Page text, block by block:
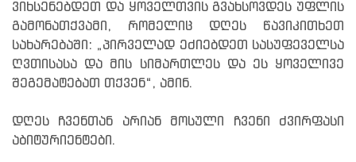
ვიხსენებდეთ და ყოველთვის გვახსოვდეს უფლის
გამონათქვამი, რომელიც დღეს წავიკითხეთ
სახარებაში: „პირველად ეძიებდეთ სასუფეველსა
ღვთისასა და მის სიმართლეს და ეს ყოველივე
შეგემატებათ თქვენ“, ამინ.
დღეს ჩვენთან არიან მოსული ჩვენი ძვირფასი
აბიტურიენტები.